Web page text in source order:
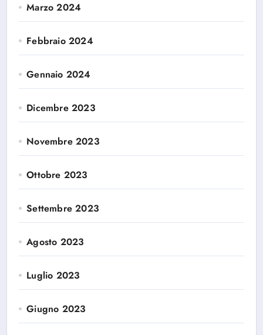
Marzo 2024
Febbraio 2024
Gennaio 2024
Dicembre 2023
Novembre 2023
Ottobre 2023
Settembre 2023
Agosto 2023
Luglio 2023
Giugno 2023